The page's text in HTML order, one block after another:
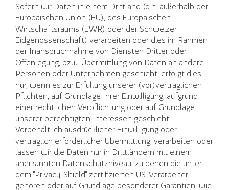
Sofern wir Daten in einem Drittland (d.h. außerhalb der
Europäischen Union (EU), des Europäischen
Wirtschaftsraums (EWR) oder der Schweizer
Eidgenossenschaft) verarbeiten oder dies im Rahmen
der Inanspruchnahme von Diensten Dritter oder
Offenlegung, bzw. Übermittlung von Daten an andere
Personen oder Unternehmen geschieht, erfolgt dies
nur, wenn es zur Erfüllung unserer (vor)vertraglichen
Pflichten, auf Grundlage Ihrer Einwilligung, aufgrund
einer rechtlichen Verpflichtung oder auf Grundlage
unserer berechtigten Interessen geschieht.
Vorbehaltlich ausdrücklicher Einwilligung oder
vertraglich erforderlicher Übermittlung, verarbeiten oder
lassen wir die Daten nur in Drittländern mit einem
anerkannten Datenschutzniveau, zu denen die unter
dem "Privacy-Shield" zertifizierten US-Verarbeiter
gehören oder auf Grundlage besonderer Garantien, wie